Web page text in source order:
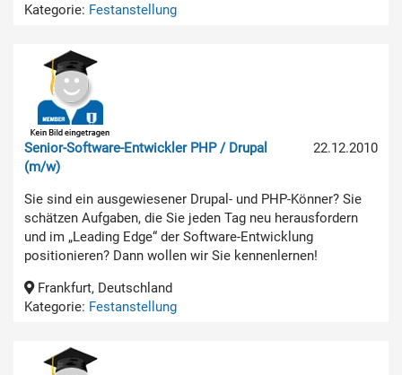
Kategorie: Festanstellung
22.12.2010
Senior-Software-Entwickler PHP / Drupal
(m/w)
Sie sind ein ausgewiesener Drupal- und PHP-Könner? Sie
schätzen Aufgaben, die Sie jeden Tag neu herausfordern
und im „Leading Edge“ der Software-Entwicklung
positionieren? Dann wollen wir Sie kennenlernen!
Frankfurt, Deutschland
Kategorie: Festanstellung